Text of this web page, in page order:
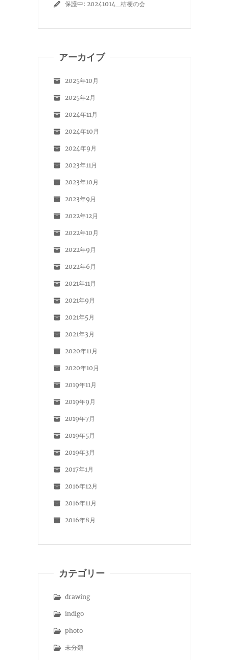
保護中: 20241014_桔梗の会
アーカイブ
2025年10月
2025年2月
2024年11月
2024年10月
2024年9月
2023年11月
2023年10月
2023年9月
2022年12月
2022年10月
2022年9月
2022年6月
2021年11月
2021年9月
2021年5月
2021年3月
2020年11月
2020年10月
2019年11月
2019年9月
2019年7月
2019年5月
2019年3月
2017年1月
2016年12月
2016年11月
2016年8月
カテゴリー
drawing
indigo
photo
未分類